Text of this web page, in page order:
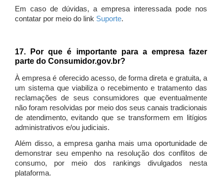
Em caso de dúvidas, a empresa interessada pode nos
contatar por meio do link Suporte.
17. Por que é importante para a empresa fazer
parte do Consumidor.gov.br?
À empresa é oferecido acesso, de forma direta e gratuita, a
um sistema que viabiliza o recebimento e tratamento das
reclamações de seus consumidores que eventualmente
não foram resolvidas por meio dos seus canais tradicionais
de atendimento, evitando que se transformem em litígios
administrativos e/ou judiciais.
Além disso, a empresa ganha mais uma oportunidade de
demonstrar seu empenho na resolução dos conflitos de
consumo, por meio dos rankings divulgados nesta
plataforma.